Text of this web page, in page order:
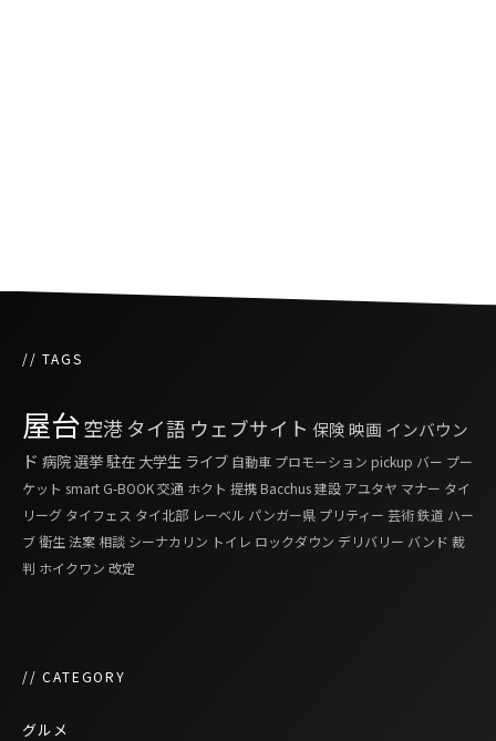
// TAGS
屋台空港 タイ語 ウェブサイト 保険映画 インバウン
ド 病院選挙駐在 大学生 ライブ 自動車 プロモーション pickup バー プー
ケット smart G-BOOK交通 ホクト 提携Bacchus建設 アユタヤ マナー タイ
リーグ タイフェス タイ北部 レーベル パンガー県 プリティー 芸術鉄道 ハー
ブ衛生法案 相談 シーナカリン トイレ ロックダウン デリバリー バンド 裁
判 ホイクワン 改定
// CATEGORY
グルメ